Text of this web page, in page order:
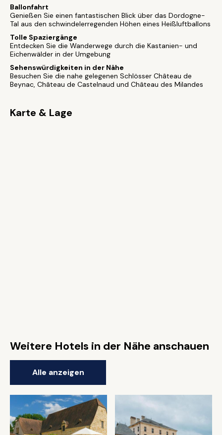
Ballonfahrt
Genießen Sie einen fantastischen Blick über das Dordogne-
Tal aus den schwindelerregenden Höhen eines Heißluftballons
Tolle Spaziergänge
Entdecken Sie die Wanderwege durch die Kastanien- und
Eichenwälder in der Umgebung
Sehenswürdigkeiten in der Nähe
Besuchen Sie die nahe gelegenen Schlösser Château de
Beynac, Château de Castelnaud und Château des Milandes
Karte & Lage
Weitere Hotels in der Nähe anschauen
Alle anzeigen